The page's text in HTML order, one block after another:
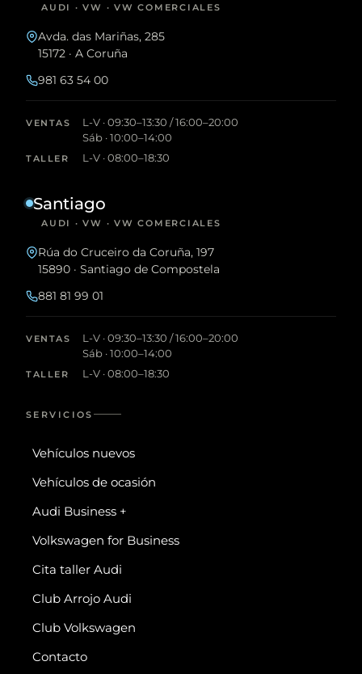
AUDI · VW · VW COMERCIALES
Avda. das Mariñas, 285
15172 · A Coruña
981 63 54 00
VENTAS
L-V · 09:30–13:30 / 16:00–20:00
Sáb · 10:00–14:00
TALLER L-V · 08:00–18:30
Santiago
AUDI · VW · VW COMERCIALES
Rúa do Cruceiro da Coruña, 197
15890 · Santiago de Compostela
881 81 99 01
VENTAS
L-V · 09:30–13:30 / 16:00–20:00
Sáb · 10:00–14:00
TALLER L-V · 08:00–18:30
SERVICIOS
Vehículos nuevos
Vehículos de ocasión
Audi Business +
Volkswagen for Business
Cita taller Audi
Club Arrojo Audi
Club Volkswagen
Contacto